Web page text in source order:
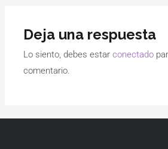
Deja una respuesta
Lo siento, debes estarconectado
comentario.